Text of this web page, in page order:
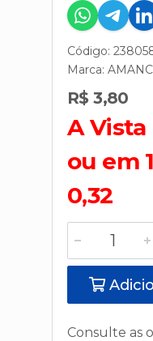
Código:
Marca:
R$ 3,80
A
ou em
0,32
Consulte as